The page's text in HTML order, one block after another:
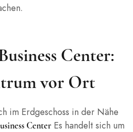
Center:
vor Ort
im Erdgeschoss in der Nähe
Center Es handelt sich um